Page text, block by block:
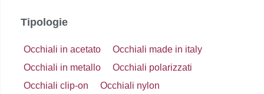
Tipologie
Occhiali in acetato
Occhiali made in italy
Occhiali in metallo
Occhiali polarizzati
Occhiali clip-on
Occhiali nylon